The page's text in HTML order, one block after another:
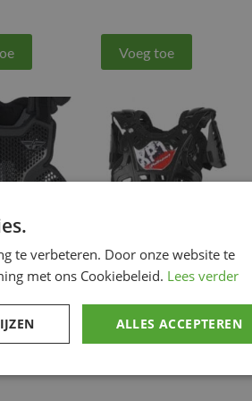
Voeg toe
Revel
protector –
protector
POLISPORT Body
protector xp1 mini
65.75
Back protector
te verbeteren. Door onze website te
met ons Cookiebeleid. Lees verder
ALLES ACCEPTEREN